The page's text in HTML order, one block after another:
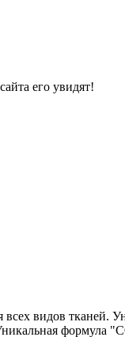
его увидят!
видов тканей.
формула